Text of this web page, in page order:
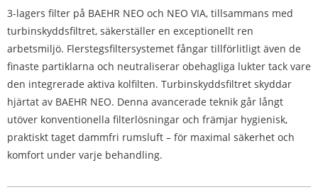
3-lagers filter på BAEHR NEO och NEO VIA, tillsammans med
turbinskyddsfiltret, säkerställer en exceptionellt ren
arbetsmiljö. Flerstegsfiltersystemet fångar tillförlitligt även de
finaste partiklarna och neutraliserar obehagliga lukter tack vare
den integrerade aktiva kolfilten. Turbinskyddsfiltret skyddar
hjärtat av BAEHR NEO. Denna avancerade teknik går långt
utöver konventionella filterlösningar och främjar hygienisk,
praktiskt taget dammfri rumsluft – för maximal säkerhet och
komfort under varje behandling.